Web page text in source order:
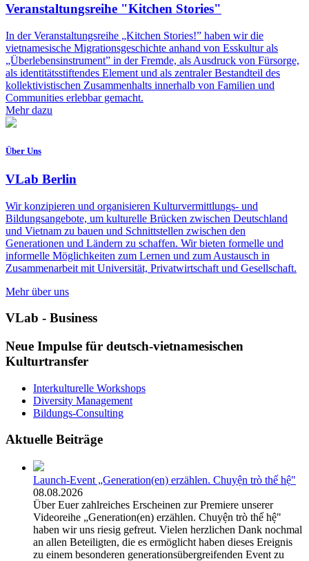
Veranstaltungsreihe "Kitchen Stories"
In der Veranstaltungsreihe „Kitchen Stories!” haben wir die
vietnamesische Migrationsgeschichte anhand von Esskultur als
„Überlebensinstrument” in der Fremde, als Ausdruck von Fürsorge,
als identitätsstiftendes Element und als zentraler Bestandteil des
kollektivistischen Zusammenhalts innerhalb von Familien und
Communities erlebbar gemacht.
Mehr dazu
Über Uns
VLab Berlin
Wir konzipieren und organisieren Kulturvermittlungs- und
Bildungsangebote, um kulturelle Brücken zwischen Deutschland
und Vietnam zu bauen und Schnittstellen zwischen den
Generationen und Ländern zu schaffen. Wir bieten formelle und
informelle Möglichkeiten zum Lernen und zum Austausch in
Zusammenarbeit mit Universität, Privatwirtschaft und Gesellschaft.
Mehr über uns
VLab - Business
Neue Impulse für deutsch-vietnamesischen
Kulturtransfer
Interkulturelle Workshops
Diversity Management
Bildungs-Consulting
Aktuelle Beiträge
Launch-Event „Generation(en) erzählen. Chuyện trò thế hệ"
08.08.2026
Über Euer zahlreiches Erscheinen zur Premiere unserer
Videoreihe „Generation(en) erzählen. Chuyện trò thế hệ"
haben wir uns riesig gefreut. Vielen herzlichen Dank nochmal
an allen Beteiligten, die es ermöglicht haben dieses Ereignis
zu einem besonderen generationsübergreifenden Event zu